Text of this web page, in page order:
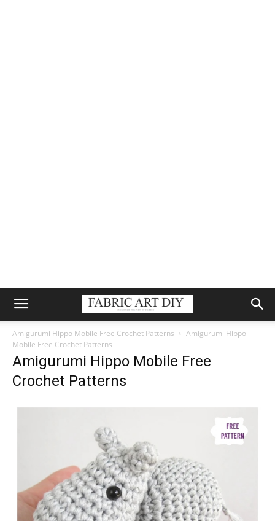
Amigurumi Hippo Mobile Free Crochet Patterns
Amigurumi Hippo
Mobile Free Crochet Patterns
Amigurumi Hippo Mobile Free
Crochet Patterns